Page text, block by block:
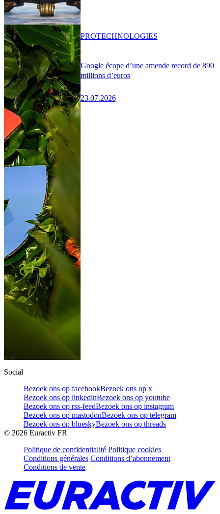
Google écope d’une amende record de 890
millions d’euros
23.07.2026
PROTECHNOLOGIES
Social
Bezoek ons op facebookBezoek ons op x
Bezoek ons op linkedinBezoek ons op youtube
Bezoek ons op rss-feedBezoek ons op instagram
Bezoek ons op mastodonBezoek ons op telegram
Bezoek ons op blueskyBezoek ons op threads
© 2026 Euractiv FR
Politique de confidentialité Politique cookies
Conditions générales Conditions d’abonnement
Conditions de vente